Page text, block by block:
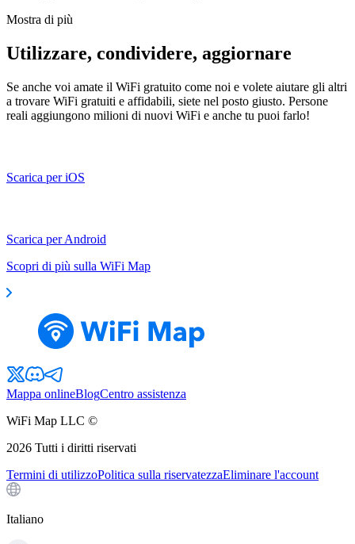
Mostra di più
Utilizzare, condividere, aggiornare
Se anche voi amate il WiFi gratuito come noi e volete aiutare gli altri
a trovare WiFi gratuiti e affidabili, siete nel posto giusto. Persone
reali aggiungono milioni di nuovi WiFi e anche tu puoi farlo!
Scarica per iOS
Scarica per Android
Scopri di più sulla WiFi Map
Mappa onlineBlogCentro assistenza
WiFi Map LLC ©
2026 Tutti i diritti riservati
Termini di utilizzoPolitica sulla riservatezzaEliminare l'account
Italiano